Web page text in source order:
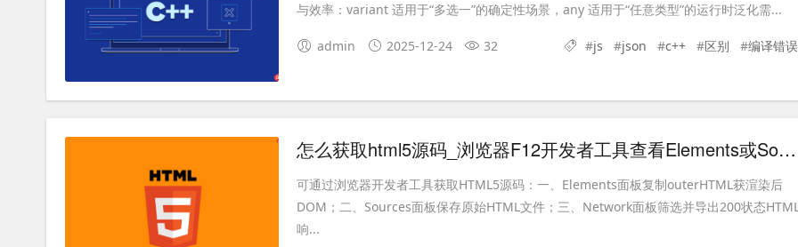
与效率：variant 适用于“多选一”的确定性场景，any 适用于“任意类型”的运行时泛化需...
admin 2025-12-24 32 #js #json #c++ #区别 #编译错误
怎么获取html5源码_浏览器F12开发者工具查看Elements或Sources获源码【获取】
可通过浏览器开发者工具获取HTML5源码：一、Elements面板复制outerHTML获渲染后
DOM；二、Sources面板保存原始HTML文件；三、Network面板筛选并导出200状态
响...